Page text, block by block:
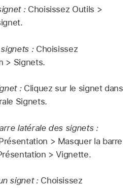
:Choisissez Outils >
:Choisissez
> Signets.
:Cliquez sur le signet dans
Signets.
latérale des signets :
> Masquer la barre
> Vignette.
signet :Choisissez